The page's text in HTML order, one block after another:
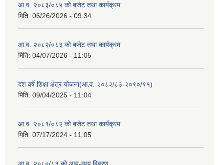
आ.व. २०८३/०८४ को बजेट तथा कार्यक्रम
मिति: 06/26/2026 - 09:34
आ.व. २०८२/०८३ को बजेट तथा कार्यक्रम
मिति: 04/07/2026 - 11:05
दश वर्षे शिक्षा क्षेत्र योजना(आ.व. २०८२/८३-२०९०/९१)
मिति: 09/04/2025 - 11:04
आ.व. २०८१/०८२ को बजेट तथा कार्यक्रम
मिति: 07/17/2024 - 11:05
आ.व. २०८०/८१ को आय-व्यय विवरण